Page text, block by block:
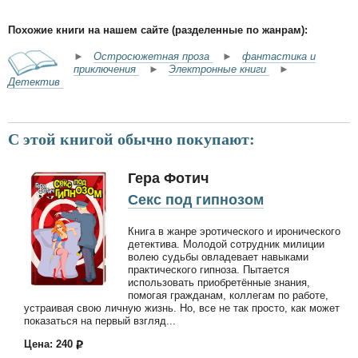
Похожие книги на нашем сайте (разделенные по жанрам):
► Остросюжетная проза ► фантастика и
приключения
► Электронные книги
►
Детектив
С этой книгой обычно покупают:
Гера Фотич
Секс под гипнозом
Книга в жанре эротического и иронического
детектива. Молодой сотрудник милиции
волею судьбы овладевает навыками
практического гипноза. Пытается
использовать приобретённые знания,
помогая гражданам, коллегам по работе,
устраивая свою личную жизнь. Но, все не так просто, как может
показаться на первый взгляд...
Цена: 240